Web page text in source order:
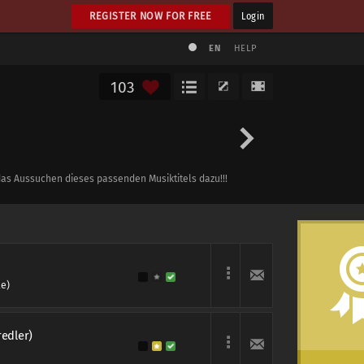
REGISTER NOW FOR FREE Login
EN HELP
103
Aussuchen dieses passenden Musiktitels dazu!!!